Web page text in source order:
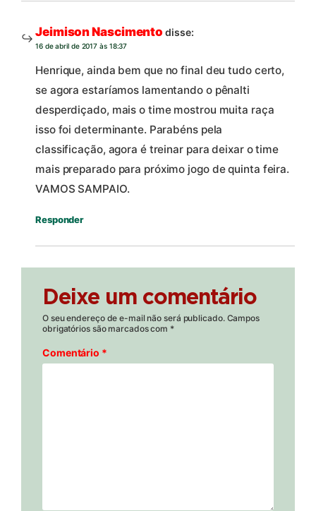
Jeimison Nascimento disse:
16 de abril de 2017 às 18:37
Henrique, ainda bem que no final deu tudo certo,
se agora estaríamos lamentando o pênalti
desperdiçado, mais o time mostrou muita raça
isso foi determinante. Parabéns pela
classificação, agora é treinar para deixar o time
mais preparado para próximo jogo de quinta feira.
VAMOS SAMPAIO.
Responder
Deixe um comentário
O seu endereço de e-mail não será publicado. Campos
obrigatórios são marcados com *
Comentário *